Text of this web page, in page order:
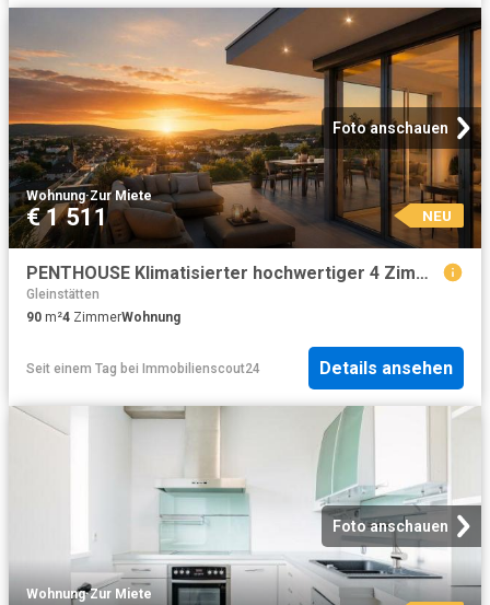
Foto anschauen
Wohnung·Zur Miete
€ 1 511 NEU
PENTHOUSE Klimatisierter hochwertiger 4 Zimmer Neubau Perfekte Lage in der Siedlung
Gleinstätten
90 m²4 ZimmerWohnung
Seit einem Tag bei Immobilienscout24 Details ansehen
Foto anschauen
Wohnung·Zur Miete